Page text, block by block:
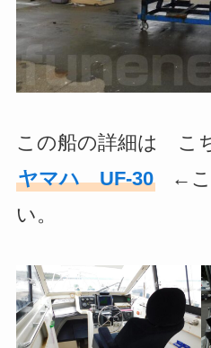
この船の詳細は こ
ヤマハ UF-30
←
い。